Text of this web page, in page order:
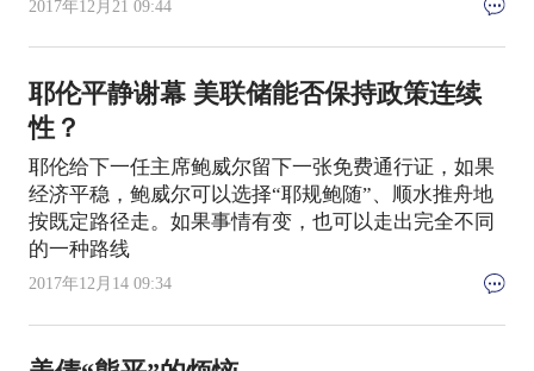
2017年12月21 09:44
耶伦平静谢幕 美联储能否保持政策连续
性？
耶伦给下一任主席鲍威尔留下一张免费通行证，如果
经济平稳，鲍威尔可以选择“耶规鲍随”、顺水推舟地
按既定路径走。如果事情有变，也可以走出完全不同
的一种路线
2017年12月14 09:34